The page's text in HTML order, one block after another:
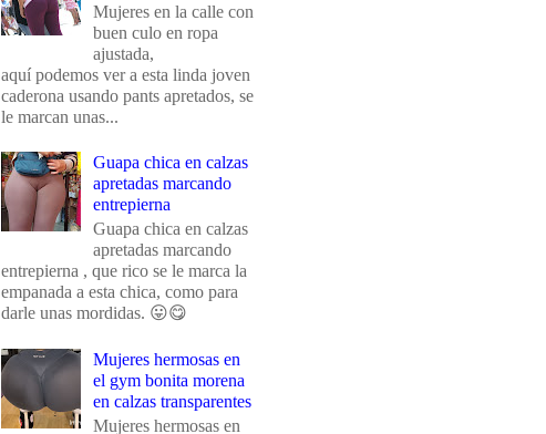
Mujeres en la calle con
buen culo en ropa
ajustada,
aquí podemos ver a esta linda joven
caderona usando pants apretados, se
le marcan unas...
Guapa chica en calzas
apretadas marcando
entrepierna
Guapa chica en calzas
apretadas marcando
entrepierna , que rico se le marca la
empanada a esta chica, como para
darle unas mordidas. 😛😋
Mujeres hermosas en
el gym bonita morena
en calzas transparentes
Mujeres hermosas en